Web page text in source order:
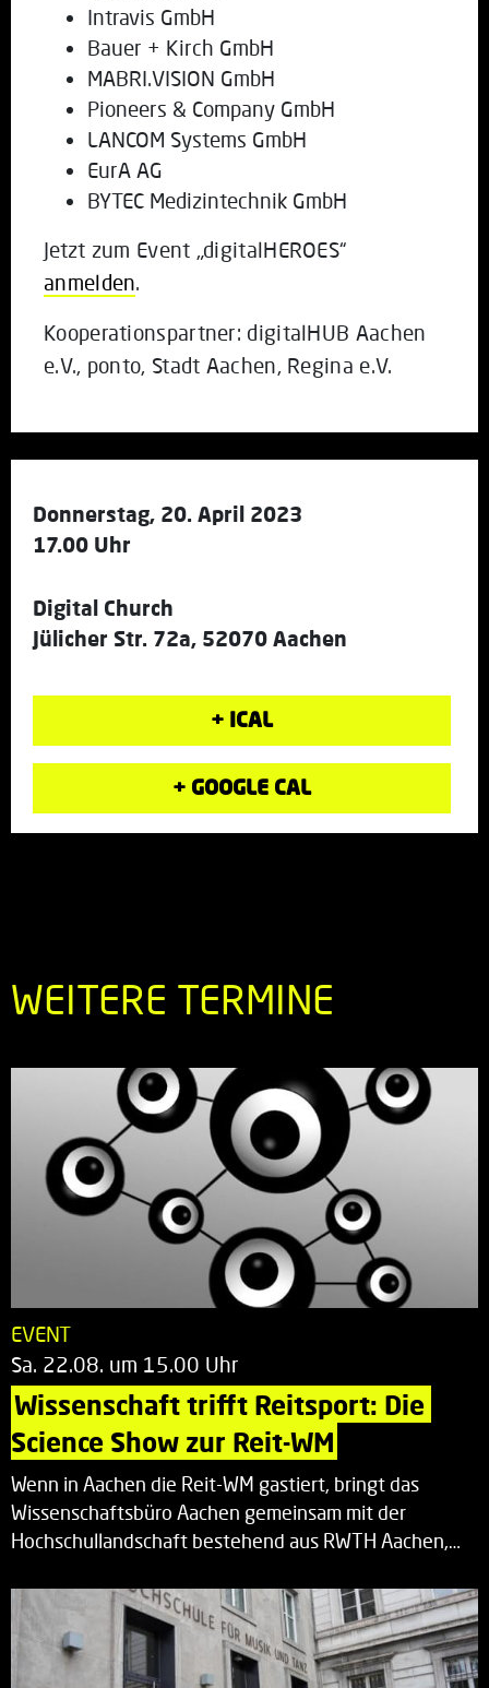
Intravis GmbH
Bauer + Kirch GmbH
MABRI.VISION GmbH
Pioneers & Company GmbH
LANCOM Systems GmbH
EurA AG
BYTEC Medizintechnik GmbH
Jetzt zum Event „digitalHEROES“
anmelden.
Kooperationspartner: digitalHUB Aachen
e.V., ponto, Stadt Aachen, Regina e.V.
Donnerstag, 20. April 2023
17.00 Uhr
Digital Church
Jülicher Str. 72a, 52070 Aachen
+ ICAL
+ GOOGLE CAL
WEITERE TERMINE
EVENT
Sa. 22.08. um 15.00 Uhr
Wissenschaft trifft Reitsport: Die
Science Show zur Reit-WM
Wenn in Aachen die Reit-WM gastiert, bringt das
Wissenschaftsbüro Aachen gemeinsam mit der
Hochschullandschaft bestehend aus RWTH Aachen,…